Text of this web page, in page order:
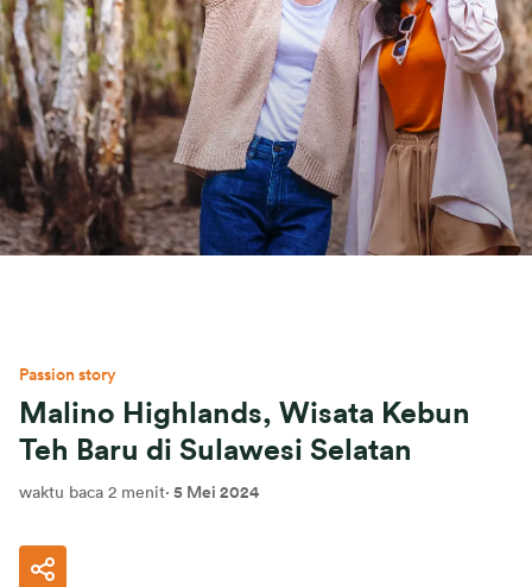
Passion story
Malino Highlands, Wisata Kebun
Teh Baru di Sulawesi Selatan
waktu baca 2 menit· 5 Mei 2024